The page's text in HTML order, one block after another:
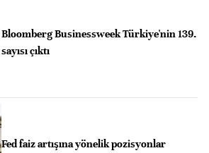
Bloomberg Businessweek Türkiye'nin 139.
sayısı çıktı
Fed faiz artışına yönelik pozisyonlar